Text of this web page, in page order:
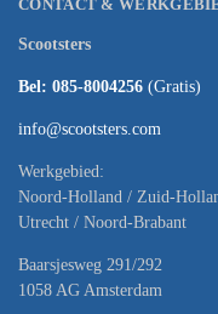
CONTACT &
Scootsters
Bel: 085-8004256 (Gratis)
info@scootsters.com
Werkgebied:
Noord-Holland / Zuid-
Utrecht / Noord-Brabant
Baarsjesweg 291/292
1058 AG Amsterdam